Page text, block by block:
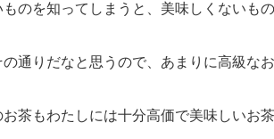
のを知ってしまうと、美味しくないも
通りだなと思うので、あまりに高級な
茶もわたしには十分高価で美味しいお